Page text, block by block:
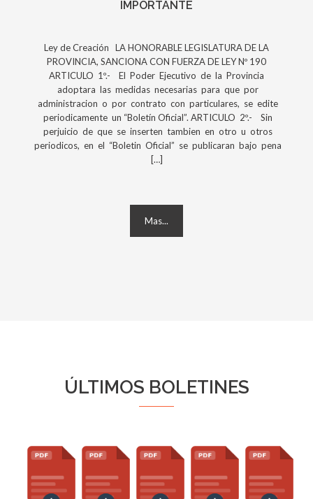
IMPORTANTE
Ley de Creación LA HONORABLE LEGISLATURA DE LA
PROVINCIA, SANCIONA CON FUERZA DE LEY Nº 190
ARTICULO 1º.- El Poder Ejecutivo de la Provincia
adoptara las medidas necesarias para que por
administracion o por contrato con particulares, se edite
periodicamente un “Boletín Oficial”. ARTICULO 2º.- Sin
perjuicio de que se inserten tambien en otro u otros
periodicos, en el “Boletin Oficial” se publicaran bajo pena
[…]
Mas...
ÚLTIMOS BOLETINES